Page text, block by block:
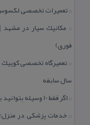
:: تعمیرات تخصصی
:: مكانیك سیار در
فوری)
::
سال سابقه
:: اگر فقط 10 وسیله بتوانید بخرید، اولویت با كدام تجهیزات است؟
:: خدمات پزشكی در